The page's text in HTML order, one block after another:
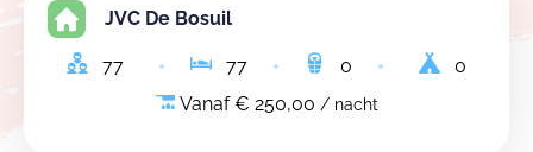
JVC De Bosuil
77 77 0
0
Vanaf € 250,00 / nacht